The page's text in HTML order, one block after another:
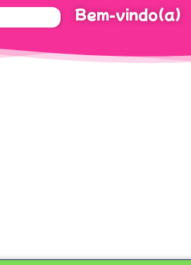
Bem-vindo(a)